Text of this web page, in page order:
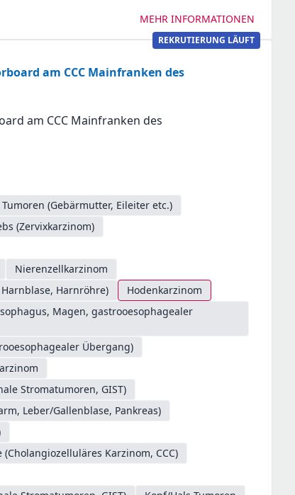
MEHR INFORMATIONEN
REKRUTIERUNG LÄUFT
am CCC Mainfranken des
am CCC Mainfranken des
(Gebärmutter, Eileiter etc.)
(Zervixkarzinom)
Nierenzellkarzinom
Harnröhre)
Hodenkarzinom
Magen, gastrooesophagealer
Übergang)
Stromatumoren, GIST)
Leber/Gallenblase, Pankreas)
Karzinom, CCC)